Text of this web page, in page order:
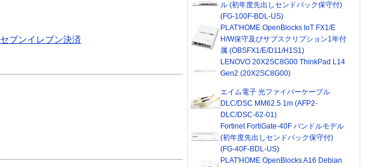
セブンイレブン決済
ル (初年度先出しセンドバック保守付)
(FG-100F-BDL-US)
PLAT'HOME OpenBlocks IoT FX1/E
H/W保守及びサブスクリプション1年付
属 (OBSFX1/E/D11/H1S1)
LENOVO 20X2SC8G00 ThinkPad L14
Gen2 (20X2SC8G00)
エイム電子 光ファイバーケーブル
DLC/DSC MM62.5 1m (AFP2-
DLC/DSC-62-01)
Fortinet FortiGate-40F バンドルモデル
(初年度先出しセンドバック保守付)
(FG-40F-BDL-US)
PLAT'HOME OpenBlocks A16 Debian